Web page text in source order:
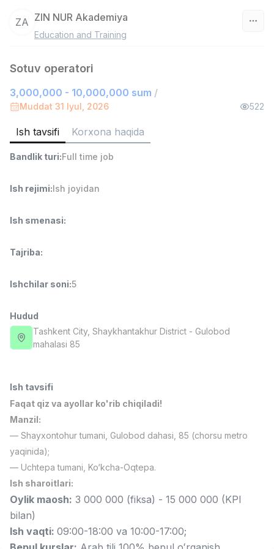
Ombor yordamchisi
ASIAN
Full time job
Ish joyidan
6,000,000 - 15,000,000 sum
Fast food Oshpazi
2,600,000 - 5,000,000 sum
Full time job
Ish joyidan
Farmatsevt
3,000,000 - 10,000,000 sum/
NAVBAHOR APTEKA
Sotuv Operatori (Faqat qizlar!)
Kelishiladi
NAFF
Kelishiladi
LION_ESTATE
Full time job
Ish joyidan
O'qituvchi yordamchisi (Matematika)
1,000,000 - 2,000,000 sum/
ZA ZIN NUR Akademiya
Education and Training
Sotuv operatori
3,000,000 - 10,000,000 sum /
Muddat 31 Iyul, 2026 522
Ish tavsifi Korxona haqida
Bandlik turi:Full time job
Ish rejimi:Ish joyidan
Ish smenasi:
Tajriba:
Ishchilar soni:5
Hudud
Tashkent City, Shaykhantakhur District - Gulobod
mahalasi 85
Ish tavsifi
Faqat qiz va ayollar ko'rib chiqiladi!
Manzil:
— Shayxontohur tumani, Gulobod dahasi, 85 (chorsu metro
yaqinida);
— Uchtepa tumani, Ko‘kcha-Oqtepa.
Ish sharoitlari:
Oylik maosh: 3 000 000 (fiksa) - 15 000 000 (KPI
bilan)
Ish vaqti: 09:00-18:00 va 10:00-17:00;
Vakansiyalar Sohalar Korxonalar